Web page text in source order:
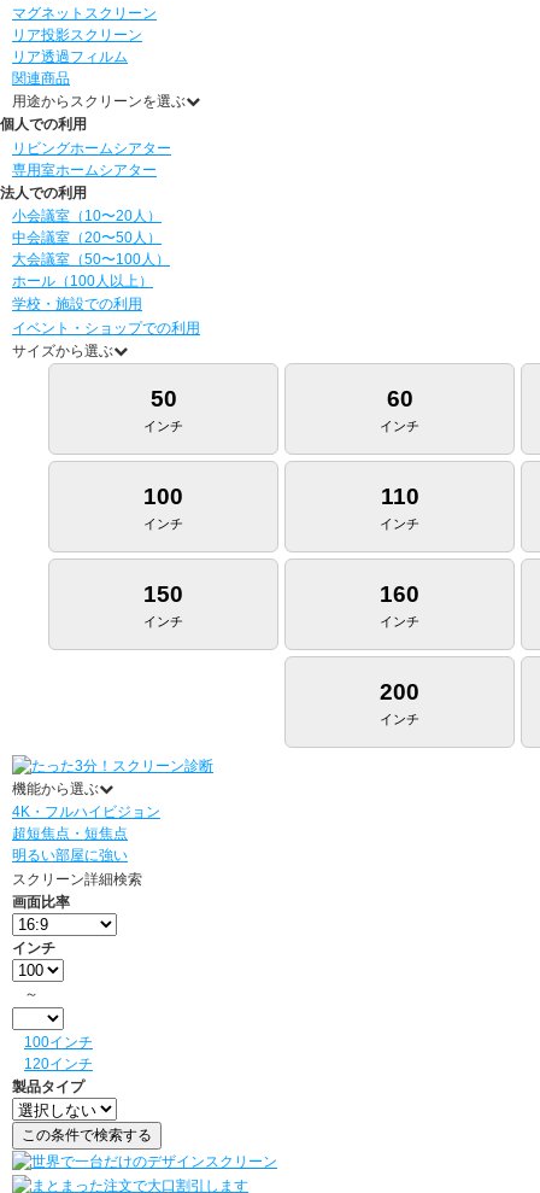
マグネットスクリーン
リア投影スクリーン
リア透過フィルム
関連商品
用途からスクリーンを選ぶ
個人での利用
リビングホームシアター
専用室ホームシアター
法人での利用
小会議室（10〜20人）
中会議室（20〜50人）
大会議室（50〜100人）
ホール（100人以上）
学校・施設での利用
イベント・ショップでの利用
サイズから選ぶ
50
インチ
60
インチ
100
インチ
110
インチ
150
インチ
160
インチ
200
インチ
機能から選ぶ
4K・フルハイビジョン
超短焦点・短焦点
明るい部屋に強い
スクリーン詳細検索
画面比率
インチ
～
100インチ
120インチ
製品タイプ